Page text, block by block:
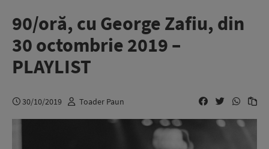
90/oră, cu George Zafiu, din
30 octombrie 2019 –
PLAYLIST
30/10/2019 Toader Paun